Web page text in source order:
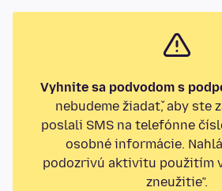
Vyhnite sa podvodom s
nebudeme žiadať, aby ste
poslali SMS na telefónne
osobné informácie.
podozrivú aktivitu použitím
zneužitie”.